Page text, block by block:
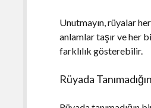
Unutmayın, rüyalar
anlamlar taşır ve her
farklılık gösterebilir.
Rüyada